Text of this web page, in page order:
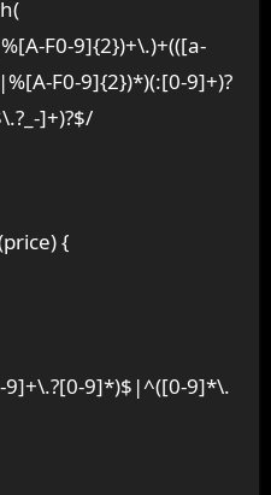
F0-9]{2})+\.)+(([a-
F0-9]{2})*)(:[0-9]+)?
]+)?$/
{
9]*)$|^([0-9]*\.